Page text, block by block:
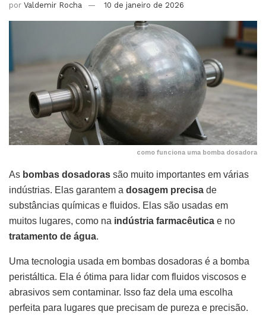
por Valdemir Rocha 10 de janeiro de 2026
como funciona uma bomba dosadora
As bombas dosadoras são muito importantes em várias
indústrias. Elas garantem a dosagem precisa de
substâncias químicas e fluidos. Elas são usadas em
muitos lugares, como na indústria farmacêutica e no
tratamento de água.
Uma tecnologia usada em bombas dosadoras é a bomba
peristáltica. Ela é ótima para lidar com fluidos viscosos e
abrasivos sem contaminar. Isso faz dela uma escolha
perfeita para lugares que precisam de pureza e precisão.